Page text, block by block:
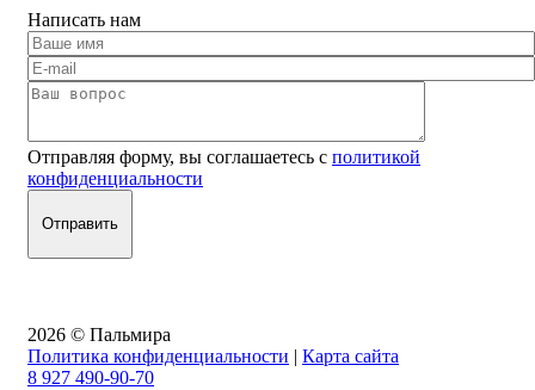
Написать нам
Отправляя форму, вы соглашаетесь с политикой
конфиденциальности
2026 © Пальмира
Политика конфиденциальности | Карта сайта
8 927 490-90-70